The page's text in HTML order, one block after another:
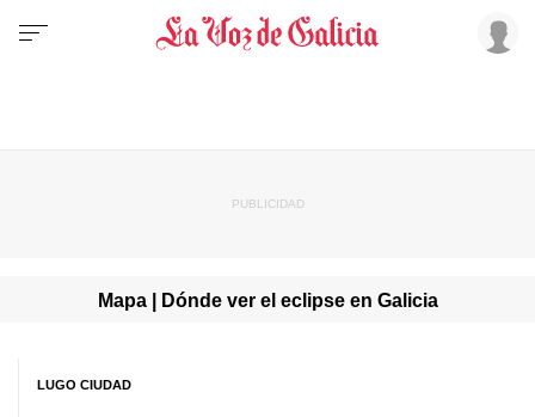
Mapa | Dónde ver el eclipse en Galicia
LUGO CIUDAD